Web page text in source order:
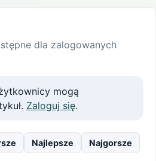
dla zalogowanych
mogą
Zaloguj się.
Najlepsze Najgorsze